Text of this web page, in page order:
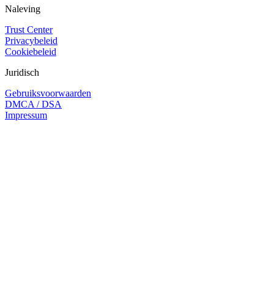
Naleving
Trust Center
Privacybeleid
Cookiebeleid
Juridisch
Gebruiksvoorwaarden
DMCA / DSA
Impressum